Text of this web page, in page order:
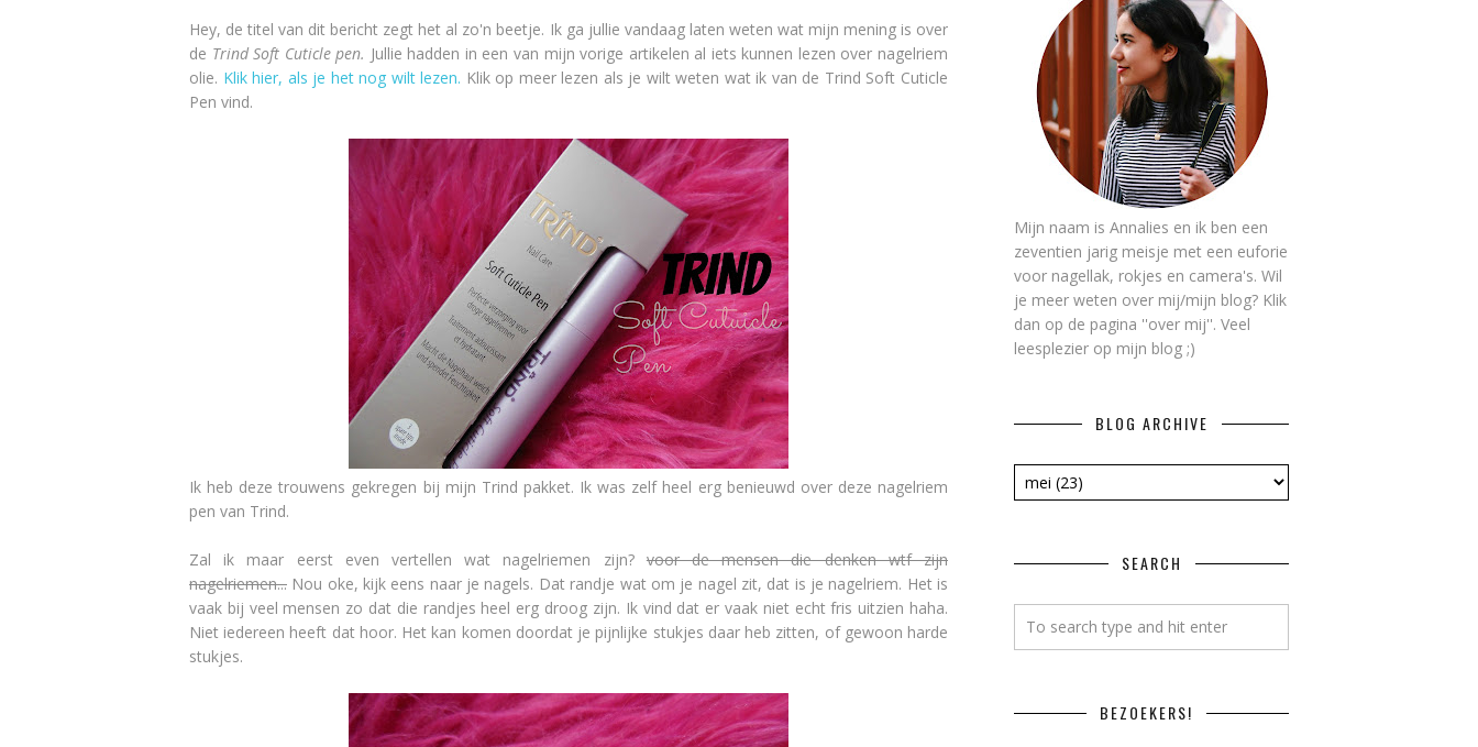
Hey, de titel van dit bericht zegt het al zo'n beetje. Ik ga jullie vandaag laten weten wat mijn mening is over
de Trind Soft Cuticle pen. Jullie hadden in een van mijn vorige artikelen al iets kunnen lezen over nagelriem
olie. Klik hier, als je het nog wilt lezen. Klik op meer lezen als je wilt weten wat ik van de Trind Soft Cuticle
Pen vind.
Ik heb deze trouwens gekregen bij mijn Trind pakket. Ik was zelf heel erg benieuwd over deze nagelriem
pen van Trind.
Zal ik maar eerst even vertellen wat nagelriemen zijn? voor de mensen die denken wtf zijn
nagelriemen... Nou oke, kijk eens naar je nagels. Dat randje wat om je nagel zit, dat is je nagelriem. Het is
vaak bij veel mensen zo dat die randjes heel erg droog zijn. Ik vind dat er vaak niet echt fris uitzien haha.
Niet iedereen heeft dat hoor. Het kan komen doordat je pijnlijke stukjes daar heb zitten, of gewoon harde
stukjes.
Mijn naam is Annalies en ik ben een
zeventien jarig meisje met een euforie
voor nagellak, rokjes en camera's. Wil
je meer weten over mij/mijn blog? Klik
dan op de pagina ''over mij''. Veel
leesplezier op mijn blog ;)
BLOG ARCHIVE
SEARCH
BEZOEKERS!